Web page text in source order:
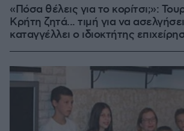
«Πόσα θέλεις για το κορίτσι;»:
Κρήτη ζητά... τιμή για να
καταγγέλλει ο ιδιοκτήτης